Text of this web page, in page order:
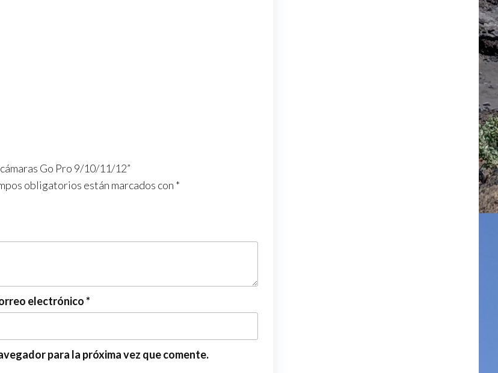
Go Pro 9/10/11/12”
obligatorios están marcados con *
electrónico*
para la próxima vez que comente.